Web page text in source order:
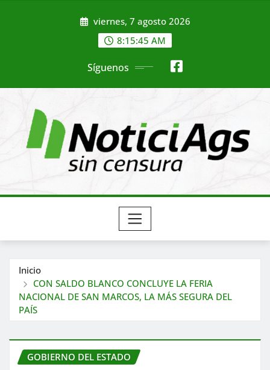
viernes, 7 agosto 2026
8:15:47 AM
Síguenos
Inicio
CON SALDO BLANCO CONCLUYE LA FERIA
NACIONAL DE SAN MARCOS, LA MÁS SEGURA DEL
PAÍS
GOBIERNO DEL ESTADO